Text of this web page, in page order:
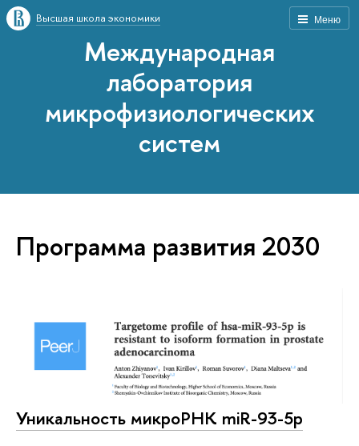
Меню
Высшая школа экономики
Международная
лаборатория
микрофизиологических
систем
Программа развития 2030
Уникальность микроРНК miR-93-5p